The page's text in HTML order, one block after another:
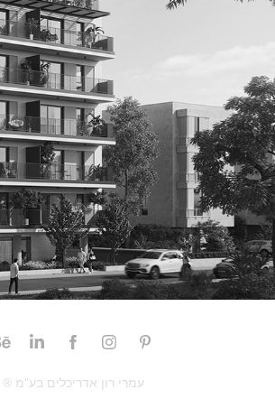
חוני המעגל 7-9 ת"א
® עמרי רון אדריכלים בע"מ